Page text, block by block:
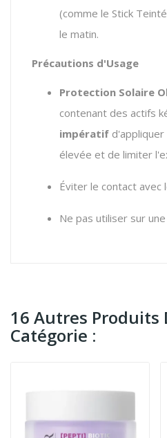
(comme le Stick
le matin.
Précautions d'Usage
Protection Solaire
contenant des actifs
impératif
élevée et de limiter
Éviter le contact avec
Ne pas utiliser sur
16 Autres Produits
Catégorie :